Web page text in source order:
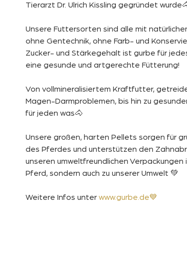
Tierarzt Dr. Ulrich Kissling gegründet
Unsere Futtersorten sind alle mit
ohne Gentechnik, ohne Farb- und
Zucker- und Stärkegehalt ist gurbe für
eine gesunde und artgerechte Fütterung!
Von vollmineralisiertem Kraftfutter,
Magen-Darmproblemen, bis hin zu
für jeden was🐴
Unsere großen, harten Pellets sorgen für
des Pferdes und unterstützen den
unseren umweltfreundlichen
Pferd, sondern auch zu unserer Umwelt 💚
Weitere Infos unter www.gurbe.de💙